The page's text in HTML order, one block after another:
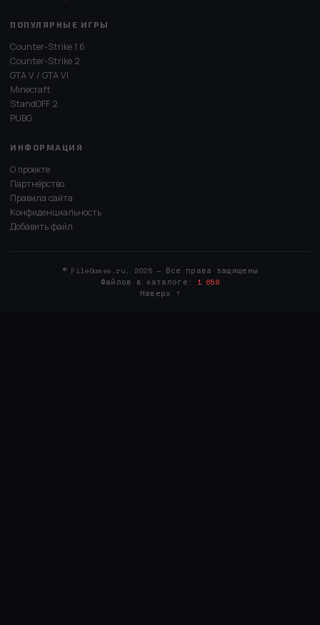
ПОПУЛЯРНЫЕ ИГРЫ
Counter-Strike 1.6
Counter-Strike 2
GTA V / GTA VI
Minecraft
StandOFF 2
PUBG
ИНФОРМАЦИЯ
О проекте
Партнёрство
Правила сайта
Конфиденциальность
Добавить файл
© FileGames.ru, 2025 — Все права защищены
Файлов в каталоге: 1 658
Наверх ↑